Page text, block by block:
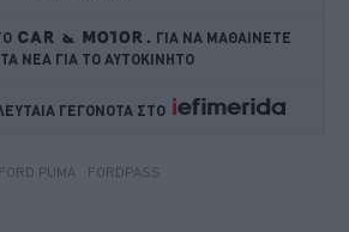
ΓΙΑ ΝΑ ΜΑΘΑΙΝΕΤΕ
ΝΕΑ ΓΙΑ ΤΟ ΑΥΤΟΚΙΝΗΤΟ
ΓΕΓΟΝΟΤΑ ΣΤΟ
FORD PUMA FORDPASS